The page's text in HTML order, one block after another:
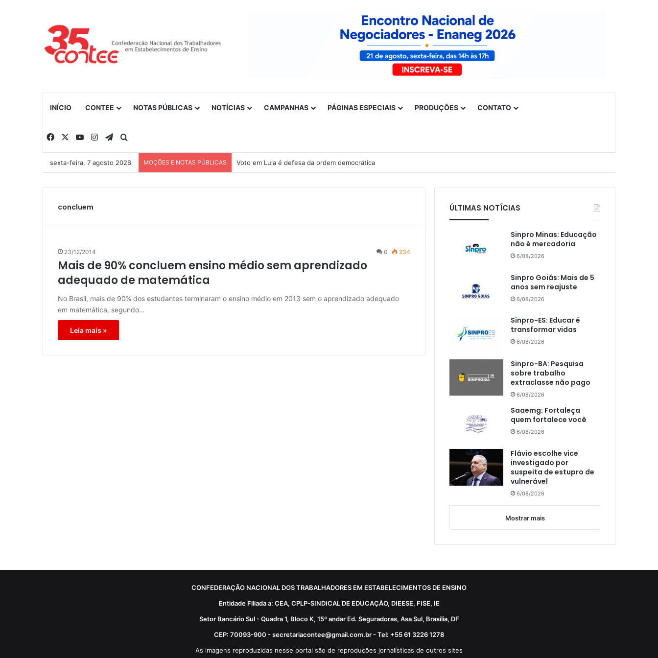
INÍCIO CONTEE NOTAS PÚBLICAS NOTÍCIAS CAMPANHAS PÁGINAS ESPECIAIS PRODUÇÕES CONTATO
Facebook YouTubeInstagramTelegram
sexta-feira, 7 agosto 2026 MOÇÕES E NOTAS PÚBLICAS Voto em Lula é defesa da ordem democrática
concluem
23/12/2014 0 234
Mais de 90% concluem ensino médio sem aprendizado
adequado de matemática
No Brasil, mais de 90% dos estudantes terminaram o ensino médio em 2013 sem o aprendizado adequado
em matemática, segundo…
Leia mais »
ÚLTIMAS NOTÍCIAS
Sinpro Minas: Educação
não é mercadoria
6/08/2026
Sinpro Goiás: Mais de 5
anos sem reajuste
6/08/2026
Sinpro-ES: Educar é
transformar vidas
6/08/2026
Sinpro-BA: Pesquisa
sobre trabalho
extraclasse não pago
6/08/2026
Saaemg: Fortaleça
quem fortalece você
6/08/2026
Flávio escolhe vice
investigado por
suspeita de estupro de
vulnerável
6/08/2026
Mostrar mais
CONFEDERAÇÃO NACIONAL DOS TRABALHADORES EM ESTABELECIMENTOS DE ENSINO
Entidade Filiada a: CEA, CPLP-SINDICAL DE EDUCAÇÃO, DIEESE, FISE, IE
Setor Bancário Sul - Quadra 1, Bloco K, 15º andar Ed. Seguradoras, Asa Sul, Brasília, DF
CEP: 70093-900 - secretariacontee@gmail.com.br - Tel: +55 61 3226 1278
As imagens reproduzidas nesse portal são de reproduções jornalísticas de outros sites